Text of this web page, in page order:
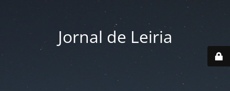
Jornal de Leiria